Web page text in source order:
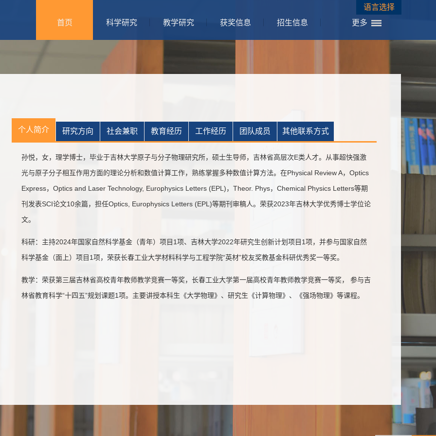
语言选择
首页
科学研究 教学研究 获奖信息 招生信息 更多
个人简介 研究方向 社会兼职 教育经历 工作经历 团队成员 其他联系方式
孙悦，女，理学博士，毕业于吉林大学原子与分子物理研究所，硕士生导师，吉林省高层次E类人才。从事超快强激
光与原子分子相互作用方面的理论分析和数值计算工作，熟练掌握多种数值计算方法。在Physical Review A，Optics
Express，Optics and Laser Technology, Europhysics Letters (EPL)，Theor. Phys，Chemical Physics Letters等期
刊发表SCI论文10余篇，担任Optics, Europhysics Letters (EPL)等期刊审稿人。荣获2023年吉林大学优秀博士学位论
文。
科研：主持2024年国家自然科学基金（青年）项目1项、吉林大学2022年研究生创新计划项目1项，并参与国家自然
科学基金（面上）项目1项，荣获长春工业大学材料科学与工程学院“英材”校友奖教基金科研优秀奖一等奖。
教学：荣获第三届吉林省高校青年教师教学竞赛一等奖，长春工业大学第一届高校青年教师教学竞赛一等奖， 参与吉
林省教育科学“十四五”规划课题1项。 主要讲授本科生《大学物理》、研究生《计算物理》、《强场物理》等课程。